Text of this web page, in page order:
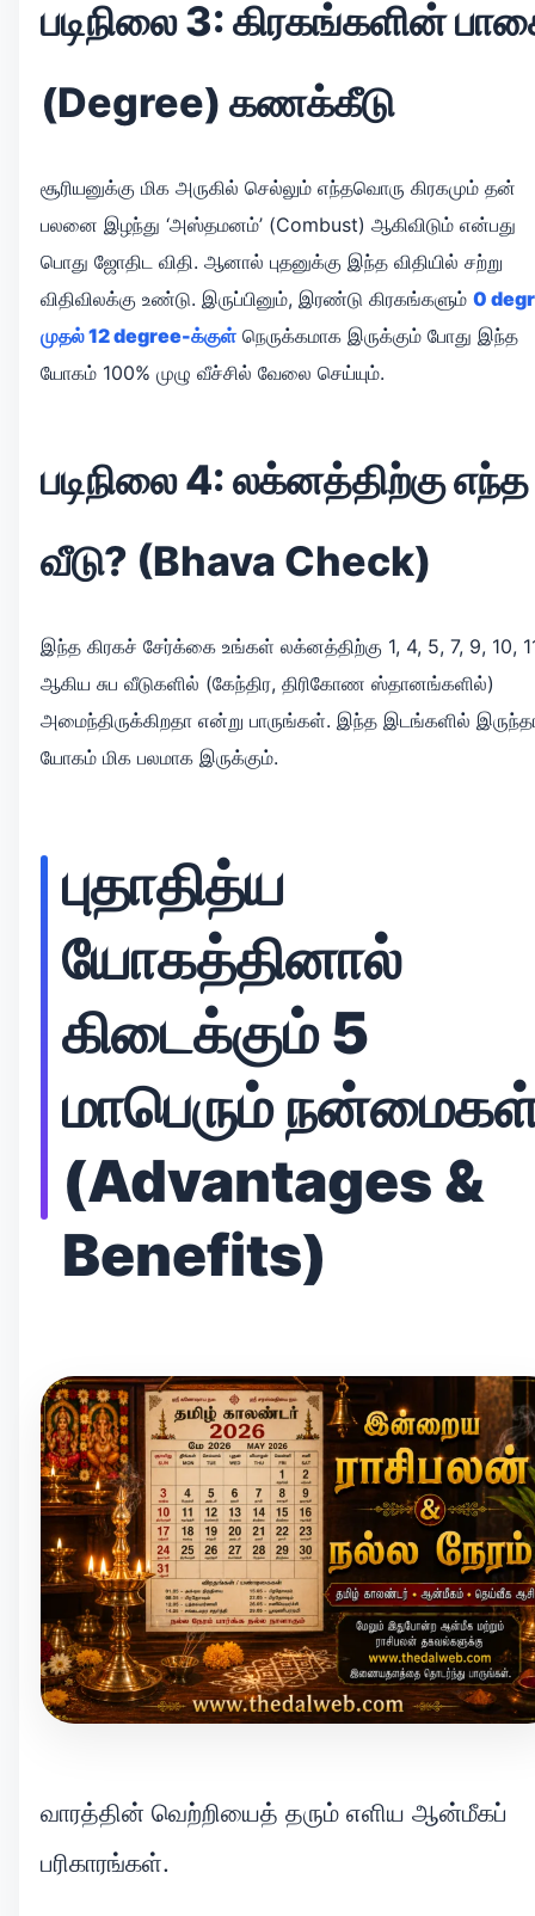
படிநிலை 3: கிரகங்களின்
(Degree) கணக்கீடு
சூரியனுக்கு மிக அருகில் செல்லும் எந்தவொரு கிரகமும் தன்
பலனை இழந்து ‘அஸ்தமனம்’ (Combust) ஆகிவிடும் என்பது
பொது ஜோதிட விதி. ஆனால் புதனுக்கு இந்த விதியில் சற்று
விதிவிலக்கு உண்டு. இருப்பினும், இரண்டு கிரகங்களும் 0
முதல் 12 degree-க்குள் நெருக்கமாக இருக்கும் போது இந்த
யோகம் 100% முழு வீச்சில் வேலை செய்யும்.
படிநிலை 4: லக்னத்திற்கு எந்த
வீடு? (Bhava Check)
இந்த கிரகச் சேர்க்கை உங்கள் லக்னத்திற்கு 1, 4, 5, 7, 9, 10,
ஆகிய சுப வீடுகளில் (கேந்திர, திரிகோண ஸ்தானங்களில்)
அமைந்திருக்கிறதா என்று பாருங்கள். இந்த இடங்களில்
யோகம் மிக பலமாக இருக்கும்.
புதாதித்ய
யோகத்தினால்
கிடைக்கும் 5
மாபெரும்
(Advantages &
Benefits)
வாரத்தின் வெற்றியைத் தரும் எளிய ஆன்மீகப்
பரிகாரங்கள்.